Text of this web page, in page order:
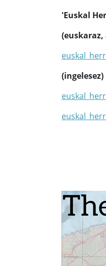
'Euskal
(ingelesez)